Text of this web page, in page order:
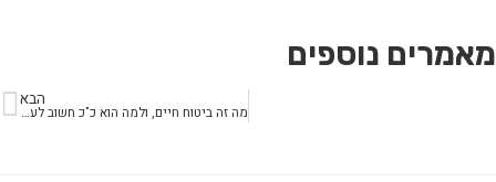
מאמרים נוספים
הבא
מה זה ביטוח חיים, ולמה הוא כ"כ חשוב לעתידכם